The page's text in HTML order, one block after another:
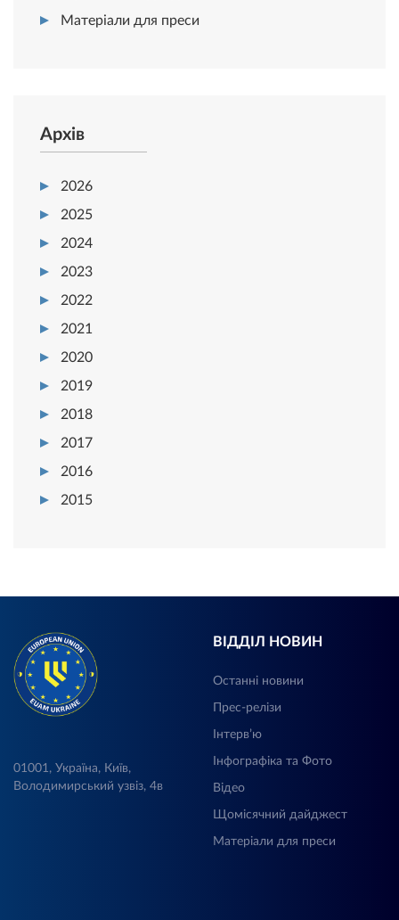
Матеріали для преси
Архів
2026
2025
2024
2023
2022
2021
2020
2019
2018
2017
2016
2015
01001, Україна, Київ,
Володимирський узвіз, 4в
ВІДДІЛ НОВИН
Останні новини
Прес-релізи
Інтерв’ю
Інфографіка та Фото
Відео
Щомісячний дайджест
Матеріали для преси